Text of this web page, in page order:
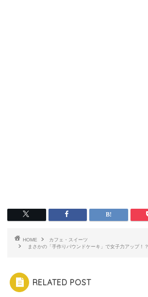
HOME
カフェ・スイーツ
まさかの「手作りパウンドケーキ」で女子力アップ！？
RELATED POST